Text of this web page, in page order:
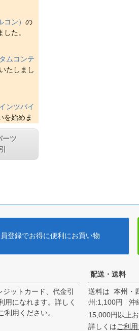
ン） の
た。
ムコンテ
たしまし
ンツバイ
を始めま
フィグラ
（ディー
（フュー
）の取り
。
ーツ
登録でお得に便利にお買い物
ットカード、代金引
用になれます。詳しく
利用ください。
配送・送料
送料は 本州・
州:1,100円 沖
15,000円以上
詳しくはご利